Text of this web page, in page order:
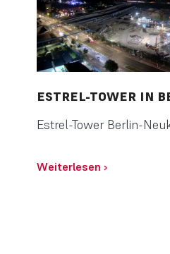
ESTREL-TOWER IN
Estrel-Tower Berlin-
Weiterlesen ›